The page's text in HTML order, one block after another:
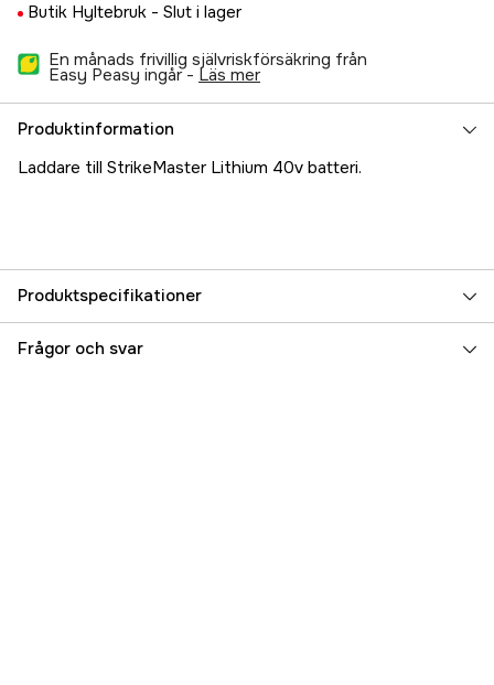
Butik Hyltebruk - Slut i lager
En månads frivillig självriskförsäkring från
Easy Peasy ingår - läs mer
Produktinformation
Laddare till StrikeMaster Lithium 40v batteri.
Produktspecifikationer
Referensnummer 5000056630
Frågor och svar